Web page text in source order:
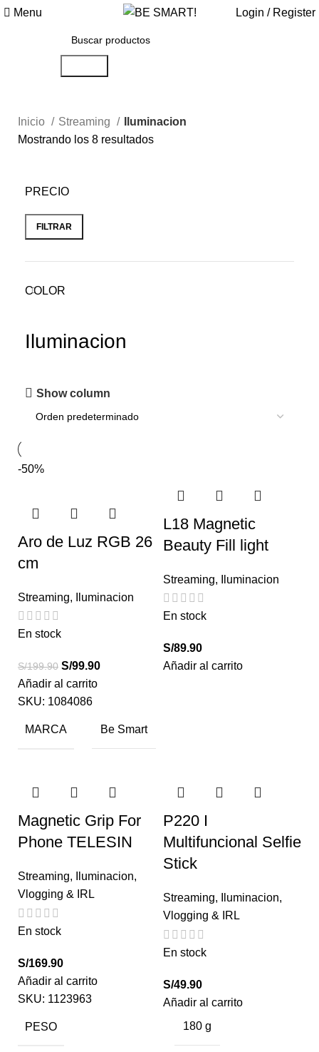
Menu Login / Register
Inicio Streaming
Iluminacion
Mostrando los 8 resultados
PRECIO
FILTRAR
COLOR
Iluminacion
Show column
-50%
Aro de Luz RGB 26
cm
Streaming, Iluminacion
En stock
S/199.90 S/99.90
Añadir al carrito
SKU: 1084086
MARCA Be Smart
L18 Magnetic
Beauty Fill light
Streaming, Iluminacion
En stock
S/89.90
Añadir al carrito
Magnetic Grip For
Phone TELESIN
Streaming, Iluminacion,
Vlogging & IRL
En stock
S/169.90
Añadir al carrito
SKU: 1123963
PESO 180 g
P220 I
Multifuncional Selfie
Stick
Streaming, Iluminacion,
Vlogging & IRL
En stock
S/49.90
Añadir al carrito